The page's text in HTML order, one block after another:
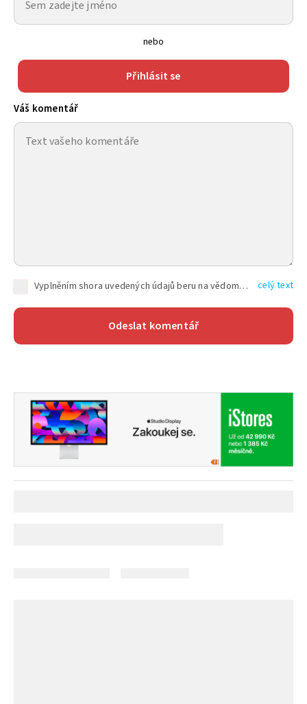
nebo
Přihlásit se
Váš komentář
Vyplněním shora uvedených údajů beru na vědomí, že společnost TEXT FACTORY s.r.o., sídlem Brno, Durďákova 336/29, Černá Pole, PSČ: 613 00, IČ: 06157831, zapsané u Krajského soudu v Brně, oddíl C, vložka 100399, bude zpracovávat mé osobní údaje uvedené v rámci mnou vyplněného registračního formuláře na základě oprávněných zájmů TEXT FACTORY s.r.o. dle čl. 6 odst. 1 písm. f) GDPR a pro splnění právních povinností (čl. 6 odst. 1 písm. c) GDPR), a to pro tyto účely: nezbytnost zajistit oprávnění návštěvníka webových stránek provozovaných společností TEXT FACTORY s.r.o. přispívat aktivně ke zveřejněným článkům nebo v rámci diskusních fór a výkon práv TEXT FACTORY s.r.o. jako administrátora těchto diskusních fór. Více informací o zpracování osobních údajů a právech lze nalézt v celý text